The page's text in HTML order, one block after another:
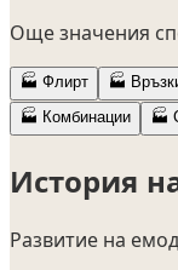
Още значения
🏭 Флирт 🏭
🏭 Комбинации 🏭
История
Развитие на